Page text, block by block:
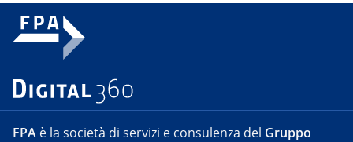
FPA è la società di servizi e consulenza del Gruppo